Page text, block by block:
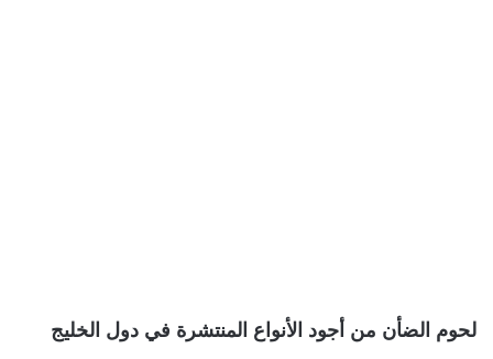
لحوم الضأن من أجود الأنواع المنتشرة في دول الخليج